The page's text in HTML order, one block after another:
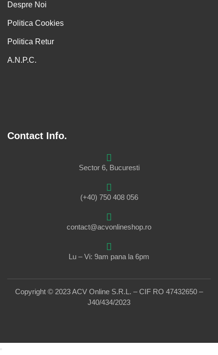
Despre Noi
Politica Cookies
Politica Retur
A.N.P.C.
Contact Info.
Sector 6, Bucuresti
(+40) 750 408 056
contact@acvonlineshop.ro
Lu – Vi: 9am pana la 6pm
Copyright © 2023 ACV Online S.R.L. – CIF RO 47432650 –
J40/434/2023